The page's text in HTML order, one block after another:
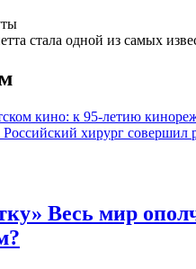
стала одной из самых
кино: к 95-летию
хирург
Весь мир